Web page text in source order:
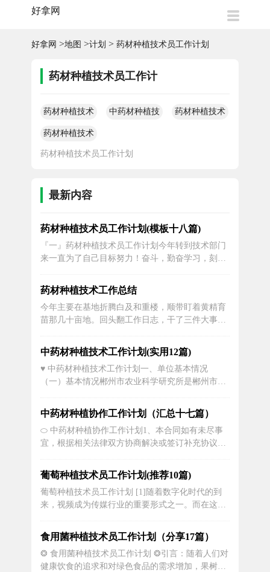
好拿网
好拿网 >地图 >计划 > 药材种植技术员工作计划
药材种植技术员工作计
药材种植技术
员工作计划
中药材种植技
药材种植技术
药材种植技术
员工作计划
药材种植技术员工作计划
最新内容
药材种植技术员工作计划(模板十八篇)
『一』药材种植技术员工作计划今年转到技术部门
来一直为了自己目标努力！奋斗，勤奋学习，刻苦
把自己工作岗位做到位，比如，和客户保持一系列
关系，能和客户有相应沟通方式，把自己工作做到
位，让客户感觉到我们公司做事认真，这样会更有
效能和客户进一步加深再次合作利益；2...
药材种植技术工作总结
今年主要在基地折腾白及和重楼，顺带盯着黄精育
苗那几十亩地。回头翻工作日志，干了三件大事：
率压下来五个点。也有看走眼的时候，年中扦插的
白及烂根烂得我心虚，被老板堵在地头问了两回。
先说栽种那茬。年初进新地，起垄前我拿着钢钎满
地戳，二十个点八个硬度超35公...
中药材种植技术工作计划(实用12篇)
♥️ 中药材种植技术工作计划一、单位基本情况
（一）基本情况郴州市农业科学研究所是郴州市唯
科、财务科、科研管理科、水稻研究室、烟草研究
室、果树研究室、蔬菜研究室、茶叶研究室、水产
研究室、栽培研究室、农业生物技术研究中心、科
研服务中心等13个内设机构。核定编制...
中药材种植协作工作计划（汇总十七篇）
⬭ 中药材种植协作工作计划1、本合同如有未尽事
宜，根据相关法律双方协商解决或签订补充协议作
力。2、凡因本合同引起的或与本合同有关的任何
争议，由双方协商解决，协商不成的，均应提交相
关部门仲裁。3、本合同一式两份，甲、乙双方各
执一份，具有同等法律效...
葡萄种植技术员工作计划(推荐10篇)
葡萄种植技术员工作计划 [1]随着数字化时代的到
来，视频成为传媒行业的重要形式之一。而在这背
到视频的采集、处理、剪辑、压缩、转换和输出等
多个方面。本文将从以下几个方面详细阐述视频技
术员的工作计划：一、采集视频技术员的第一项工
作就是采集视频素材。这需要他们拥...
食用菌种植技术员工作计划（分享17篇）
❂ 食用菌种植技术员工作计划 ❂引言：随着人们对
健康饮食的追求和对绿色食品的需求增加，果树栽